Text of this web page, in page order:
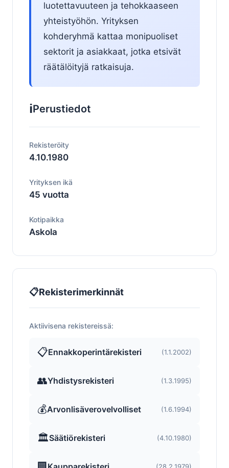
luotettavuuteen ja tehokkaaseen
yhteistyöhön. Yrityksen
kohderyhmä kattaa monipuoliset
sektorit ja asiakkaat, jotka etsivät
räätälöityjä ratkaisuja.
ℹ️Perustiedot
Rekisteröity
4.10.1980
Yrityksen ikä
45 vuotta
Kotipaikka
Askola
📋Rekisterimerkinnät
Aktiivisena rekistereissä:
📋Ennakkoperintärekisteri (1.1.2002)
👥Yhdistysrekisteri (1.3.1995)
💰Arvonlisäverovelvolliset (1.6.1994)
🏛️Säätiörekisteri (4.10.1980)